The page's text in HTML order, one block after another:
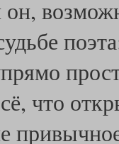
что